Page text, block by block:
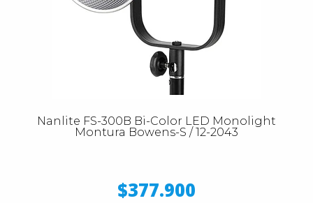
Nanlite FS-300B Bi-Color LED Monolight
Montura Bowens-S / 12-2043
$377.900